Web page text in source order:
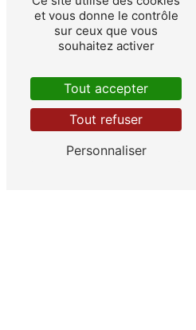
TOUS SES ETATS. Notre
faire et notre passion
des cuisines sur mesure,
fonctionnelles, qui
attentes. Contactez-nous
concrétiser votre projet de
donner vie à vos idées les
En savoir plus
et vous donne le contrôle
sur ceux que vous
souhaitez activer
Tout accepter
Tout refuser
Personnaliser